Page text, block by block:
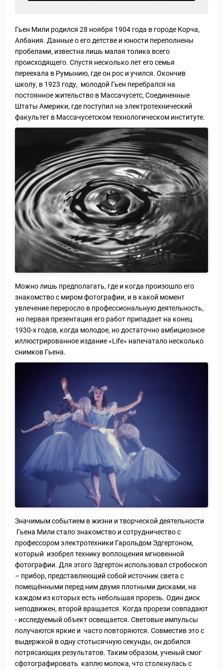
Новости и Отчеты
Гьен Мили родился 28 ноября 1904 года в городе Корча,
Албания. Данные о его детстве и юности переполнены
пробелами, известна лишь малая толика всего
происходящего. Спустя несколько лет его семья
переехала в Румынию, где он рос и учился. Окончив
школу, в 1923 году, молодой Гьен перебрался на
постоянное жительство в Массачусетс, Соединенные
Штаты Америки, где поступил на электротехнический
факультет в Массачусетском технологическом институте.
Можно лишь предполагать, где и когда произошло его
знакомство с миром фотографии, и в какой момент
увлечение переросло в профессиональную деятельность,
но первая презентация его работ припадает на конец
1930-х годов, когда молодое, но достаточно амбициозное
иллюстрированное издание «Life» напечатало несколько
снимков Гьена.
Значимым событием в жизни и творческой деятельности
Гьена Мили стало знакомство и сотрудничество с
профессором электротехники Гарольдом Эдгертоном,
который изобрел технику воплощения мгновенной
фотографии. Для этого Эдгертон использовал стробоскоп
– прибор, представляющий собой источник света с
помещёнными перед ним двумя плотными дисками, на
каждом из которых есть небольшая прорезь. Один диск
неподвижен, второй вращается. Когда прорези совпадают
- исследуемый объект освещается. Световые импульсы
получаются яркие и часто повторяются. Совместив это с
выдержкой в одну стотысячную секунды, он добился
потрясающих результатов. Таким образом, ученый смог
сфотографировать каплю молока, что столкнулась с